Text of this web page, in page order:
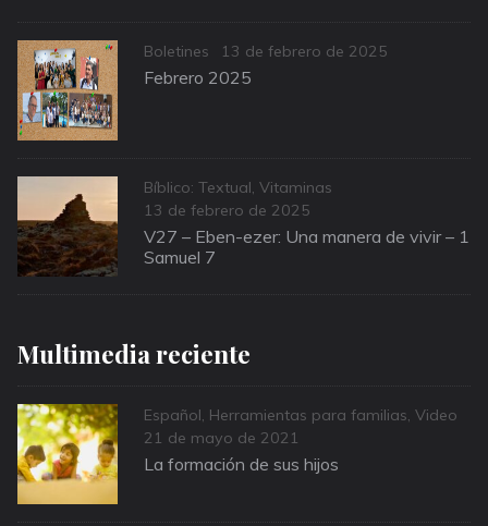
Categories
Boletines
Posted
on
13 de febrero de 2025
Febrero 2025
Categories
Bíblico: Textual, Vitaminas
Posted
on
13 de febrero de 2025
V27 – Eben-ezer: Una manera de vivir – 1
Samuel 7
Multimedia reciente
Categories
Español, Herramientas para familias, Video
Posted
on
21 de mayo de 2021
La formación de sus hijos